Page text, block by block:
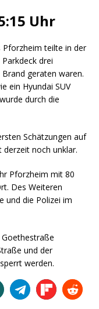
Uhr
Pforzheim teilte in der
drei
geraten waren.
ein Hyundai SUV
durch die
Schätzungen auf
derzeit noch unklar.
Pforzheim mit 80
Des Weiteren
und die Polizei im
und der
werden.